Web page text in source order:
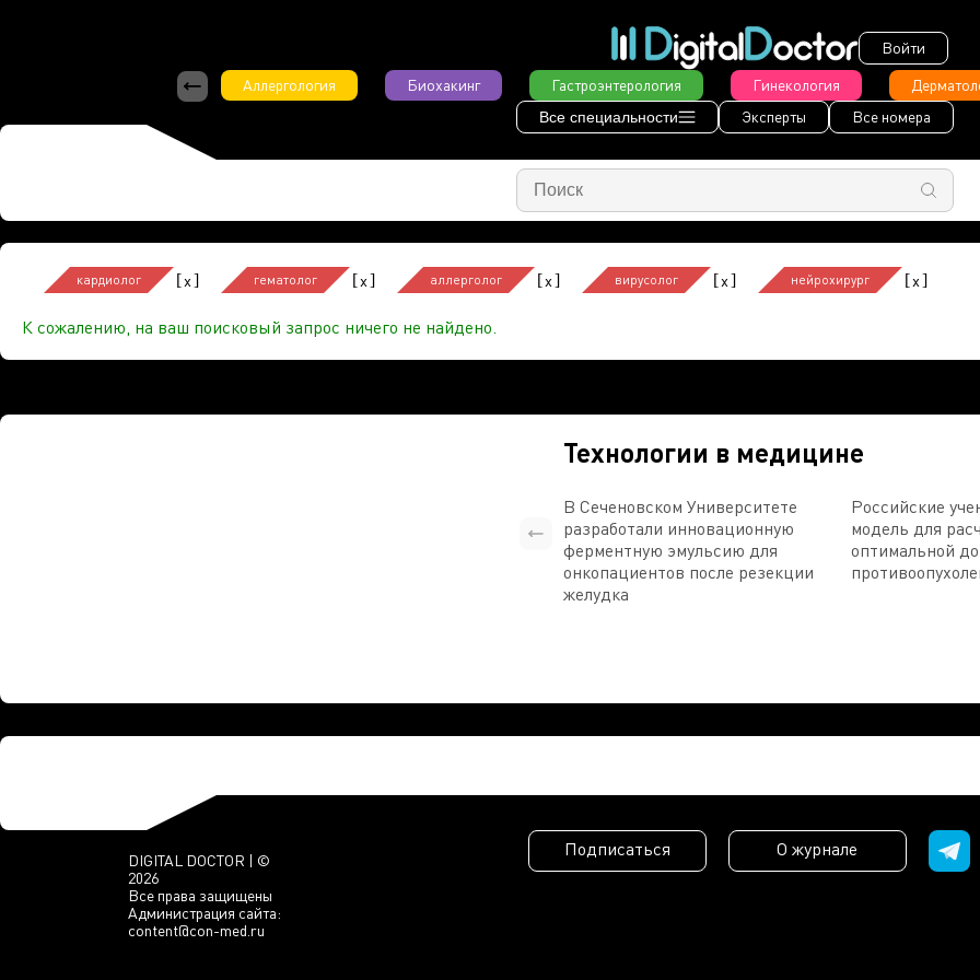
Войти
Аллергология
Биохакинг Гастроэнтерология Гинекология
Все специальности Эксперты Все номера
кардиолог [x] гематолог [x] аллерголог [x] вирусолог [x] нейрохирург [x]
К сожалению, на ваш поисковый запрос ничего не найдено.
Технологии в медицине
В Сеченовском Университете
разработали инновационную
ферментную эмульсию для
онкопациентов после резекции
желудка
Российские
модель для
оптимальной
DIGITAL DOCTOR | ©
2026
Все права защищены
Администрация сайта:
content@con-med.ru
Подписаться О журнале